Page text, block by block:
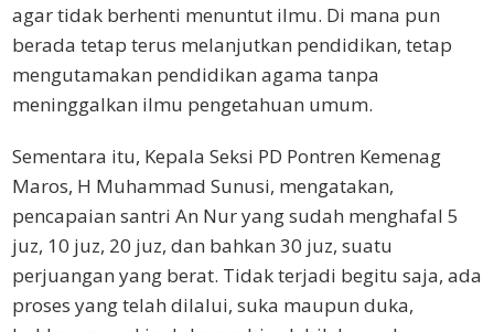
agar tidak berhenti menuntut ilmu. Di mana pun
berada tetap terus melanjutkan pendidikan, tetap
mengutamakan pendidikan agama tanpa
meninggalkan ilmu pengetahuan umum.
Sementara itu, Kepala Seksi PD Pontren Kemenag
Maros, H Muhammad Sunusi, mengatakan,
pencapaian santri An Nur yang sudah menghafal 5
juz, 10 juz, 20 juz, dan bahkan 30 juz, suatu
perjuangan yang berat. Tidak terjadi begitu saja, ada
proses yang telah dilalui, suka maupun duka,